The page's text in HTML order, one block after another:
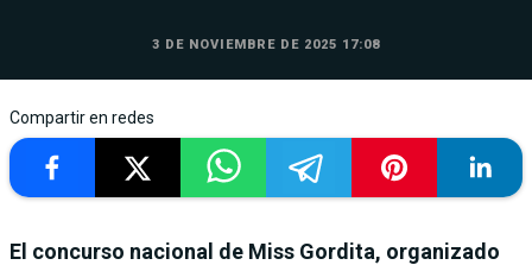
3 DE NOVIEMBRE DE 2025 17:08
Compartir en redes
El concurso nacional de Miss Gordita, organizado